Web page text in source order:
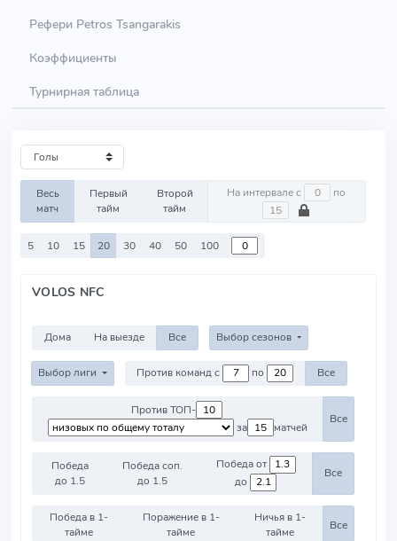
Рефери Petros Tsangarakis
Коэффициенты
Турнирная таблица
Весь
матч
Первый
тайм
Второй
тайм
На интервале с по
5 10 15 20 30 40 50 100
VOLOS NFC
Дома На выезде Все Выбор сезонов
Выбор лиги Против команд с по Все
Против ТОП-
за
матчей
Все
Победа
до 1.5
Победа соп.
до 1.5
Победа от
до
Все
Победа в 1-
тайме
Поражение в 1-
тайме
Ничья в 1-
тайме
Все